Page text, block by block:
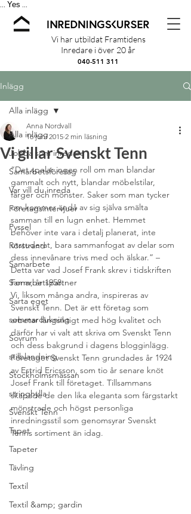
Yes
Vi har utbildat Framtidens
Inredare i över 20 år
040-511 311
Inlägg
Alla inlägg
Jobba som inredare
Samarbetsföretag
Var vill du inreda
Företagsintervjuer
Pyssel
Rörstrand
Samarbete
Samarbetspartner
Sarta eget
sommardukning
Sovrum
stilblandning
Stockholmsmässan
stringhylla
Svenskt Tenn
Tapet
Tapeter
Tävling
Textil
Textil &amp; gardin
Alla inlägg
Vi gillar Svenskt Tenn
Anna Nordvall
16 juni 2015 2 min läsning
”Det spelar ingen roll om man blandar
gammalt och nytt, blandar möbelstilar,
färger och mönster. Saker som man tycker
om kommer ändå av sig själva smälta
samman till en lugn enhet. Hemmet
behöver inte vara i detalj planerat, inte
utstuderat, bara sammanfogat av delar som
dess innevånare trivs med och älskar.” –
Detta var vad Josef Frank skrev i tidskriften
Form, år 1958.
Vi, liksom många andra, inspireras av
Svenskt Tenn. Det är ett företag som
arbetar långsiktigt med hög kvalitet och
därför har vi valt att skriva om Svenskt Tenn
och dess bakgrund i dagens blogginlägg.
Företaget Svenskt Tenn grundades år 1924
av Estrid Ericsson, som tio år senare knöt
Josef Frank till företaget. Tillsammans
skapade de den lika eleganta som färgstarkt
mönstrade och högst personliga
inredningsstil som genomsyrar Svenskt
Tenns sortiment än idag.